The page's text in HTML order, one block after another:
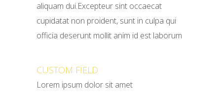
aliquam dui.Excepteur sint occaecat
cupidatat non proident, sunt in culpa qui
officia deserunt mollit anim id est laborum
CUSTOM FIELD
Lorem ipsum dolor sit amet